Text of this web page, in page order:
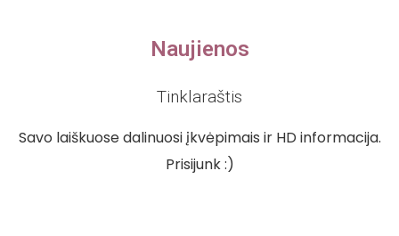
Naujienos
Tinklaraštis
Savo laiškuose dalinuosi įkvėpimais ir HD informacija.
Prisijunk :)